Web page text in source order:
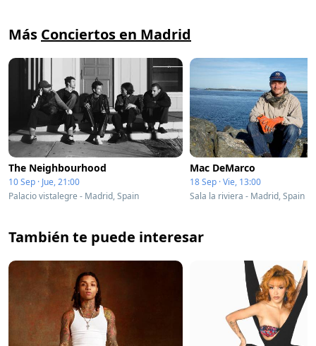
Más Conciertos en Madrid
The Neighbourhood
10 Sep · Jue, 21:00
Palacio vistalegre - Madrid, Spain
Mac DeMarco
18 Sep · Vie, 13:00
Sala la riviera - Madrid, Spain
También te puede interesar